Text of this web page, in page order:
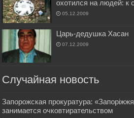
охотился на людей: к
05.12.2009
Царь-дедушка Хасан
07.12.2009
Случайная новость
Запорожская прокуратура:
занимается очковтирательством